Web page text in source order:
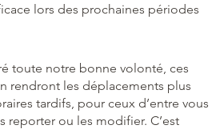
lors des prochaines périodes
toute notre bonne volonté, ces
rendront les déplacements plus
tardifs, pour ceux d’entre vous
reporter ou les modifier. C’est